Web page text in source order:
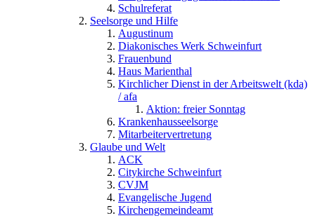
Schulreferat
Seelsorge und Hilfe
Augustinum
Diakonisches Werk Schweinfurt
Frauenbund
Haus Marienthal
Kirchlicher Dienst in der Arbeitswelt (kda)
/ afa
Aktion: freier Sonntag
Krankenhausseelsorge
Mitarbeitervertretung
Glaube und Welt
ACK
Citykirche Schweinfurt
CVJM
Evangelische Jugend
Kirchengemeindeamt